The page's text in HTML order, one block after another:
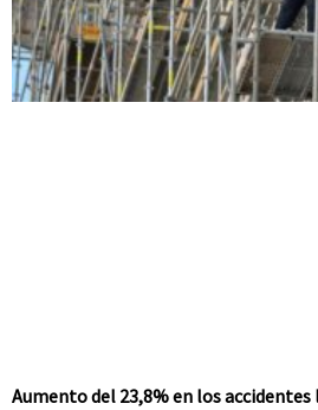
Aumento del 23,8% en los